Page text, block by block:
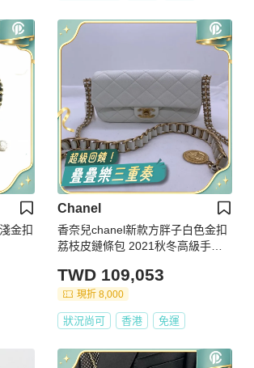
金扣
Chanel
香奈兒chanel新款方胖子白色金扣
荔枝皮鏈條包 2021秋冬高級手工
實在太酷了 很久沒出的荔枝皮方胖
子 尺寸：19.15.7，芯片款
TWD 109,053
現折 8,000
狀況尚可 香港 免運